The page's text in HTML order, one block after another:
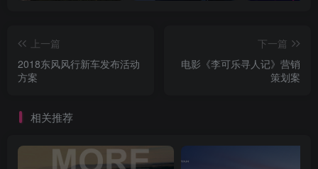
上一篇
2018东风风行新车发布活动
方案
下一篇
电影《李可乐寻人记》营销
策划案
相关推荐